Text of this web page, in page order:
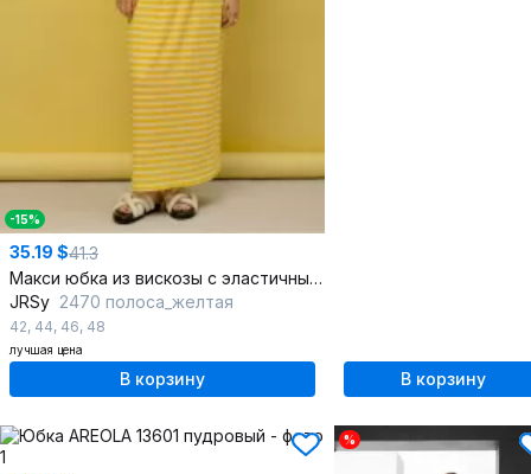
-15%
35.19 $41.3
Макси юбка из вискозы с эластичным поясом
JRSy 2470 полоса_желтая
42, 44, 46, 48
лучшая цена
В корзину В корзину
%